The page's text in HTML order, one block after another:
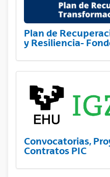
Plan de
y Resiliencia-
Convocatorias,
Contratos PIC